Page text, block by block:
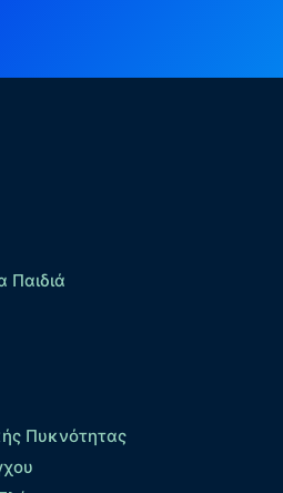
Παιδιά
Πυκνότητας